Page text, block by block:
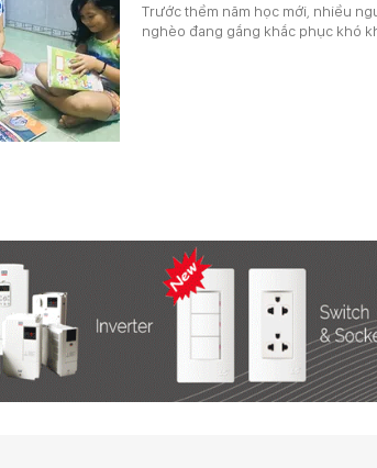
Trước thềm năm học mới, nhiều
nghèo đang gắng khắc phục khó